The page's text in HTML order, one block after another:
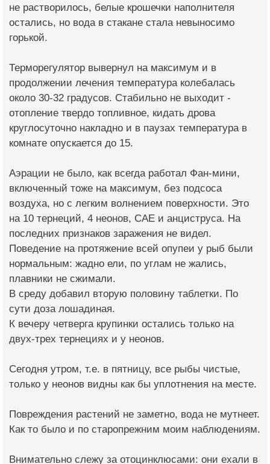
не растворилось, белые крошечки наполнителя
остались, но вода в стакане стала невыносимо
горькой.
Терморегулятор вывернул на максимум и в
продолжении лечения температура колебалась
около 30-32 градусов. Стабильно не выходит -
отопление твердо топливное, кидать дрова
круглосуточно накладно и в паузах температура в
комнате опускается до 15.
Аэрации не было, как всегда работал Фан-мини,
включенный тоже на максимум, без подсоса
воздуха, но с легким волнением поверхности. Это
на 10 тернеций, 4 неонов, САЕ и анциструса. На
последних признаков заражения не видел.
Поведение на протяжение всей опупеи у рыб были
нормальным: жадно ели, по углам не жались,
плавники не сжимали.
В среду добавил вторую половину таблетки. По
сути доза лошадиная.
К вечеру четверга крупинки остались только на
двух-трех тернециях и у неонов.
Сегодня утром, т.е. в пятницу, все рыбы чистые,
только у неонов видны как бы уплотнения на месте.
Повреждения растений не заметно, вода не мутнеет.
Как то было и по старопрежним моим наблюдениям.
Внимательно слежу за отоцинклюсами: они ехали в